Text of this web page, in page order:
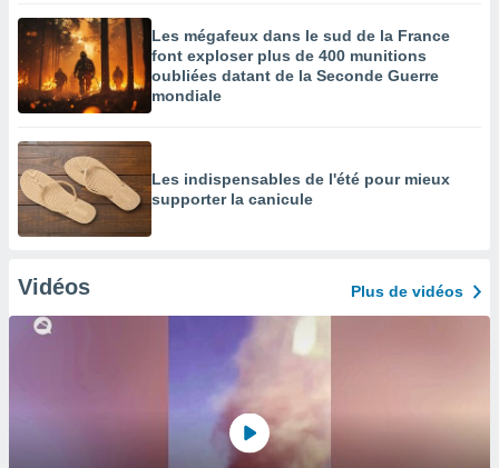
Les mégafeux dans le sud de la France
font exploser plus de 400 munitions
oubliées datant de la Seconde Guerre
mondiale
Les indispensables de l'été pour mieux
supporter la canicule
Vidéos Plus de vidéos